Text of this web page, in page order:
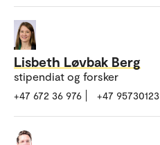
Lisbeth Løvbak Berg
stipendiat og forsker
+47 672 36 976 +47 95730123